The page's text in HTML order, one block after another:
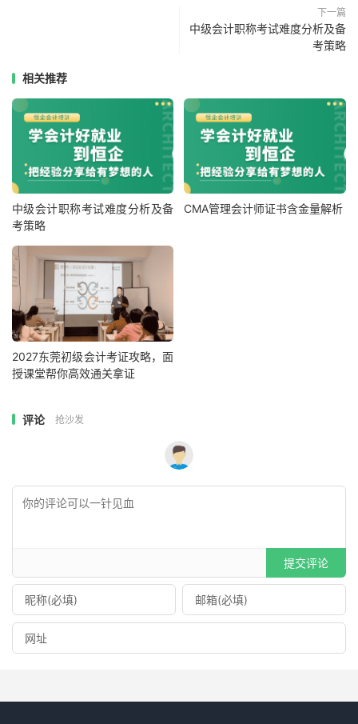
下一篇
中级会计职称考试难度分析及备
考策略
相关推荐
中级会计职称考试难度分析及备
考策略
CMA管理会计师证书含金量解析
2027东莞初级会计考证攻略，面
授课堂帮你高效通关拿证
评论 抢沙发
提交评论